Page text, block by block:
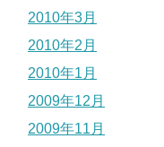
2010年3月
2010年2月
2010年1月
2009年12月
2009年11月